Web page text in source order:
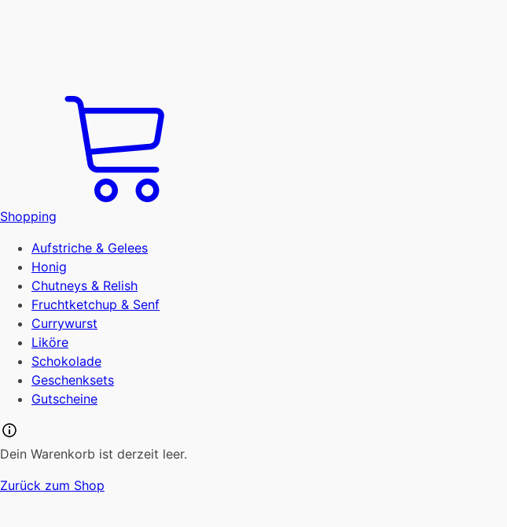
Shopping
Aufstriche & Gelees
Honig
Chutneys & Relish
Fruchtketchup & Senf
Currywurst
Liköre
Schokolade
Geschenksets
Gutscheine
Dein Warenkorb ist derzeit leer.
Zurück zum Shop